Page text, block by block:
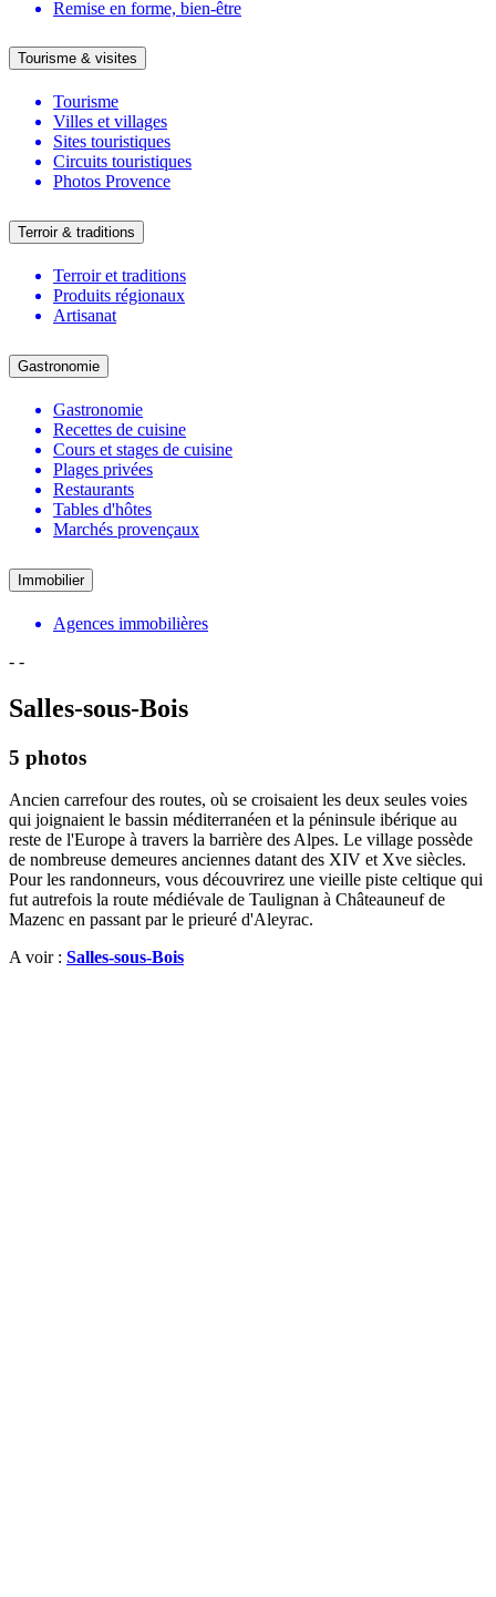
Remise en forme, bien-être
Tourisme & visites
Tourisme
Villes et villages
Sites touristiques
Circuits touristiques
Photos Provence
Terroir & traditions
Terroir et traditions
Produits régionaux
Artisanat
Gastronomie
Gastronomie
Recettes de cuisine
Cours et stages de cuisine
Plages privées
Restaurants
Tables d'hôtes
Marchés provençaux
Immobilier
Agences immobilières
- -
Salles-sous-Bois
5 photos
Ancien carrefour des routes, où se croisaient les deux seules voies
qui joignaient le bassin méditerranéen et la péninsule ibérique au
reste de l'Europe à travers la barrière des Alpes. Le village possède
de nombreuse demeures anciennes datant des XIV et Xve siècles.
Pour les randonneurs, vous découvrirez une vieille piste celtique qui
fut autrefois la route médiévale de Taulignan à Châteauneuf de
Mazenc en passant par le prieuré d'Aleyrac.
A voir : Salles-sous-Bois